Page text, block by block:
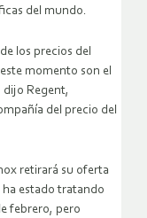
del mundo.
los precios del
momento son el
dijo Regent,
del precio del
retirará su oferta
estado tratando
febrero, pero